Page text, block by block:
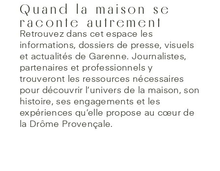
Quand la maison se
raconte autrement
Retrouvez dans cet espace les
informations, dossiers de presse, visuels
et actualités de Garenne. Journalistes,
partenaires et professionnels y
trouveront les ressources nécessaires
pour découvrir l’univers de la maison, son
histoire, ses engagements et les
expériences qu’elle propose au cœur de
la Drôme Provençale.